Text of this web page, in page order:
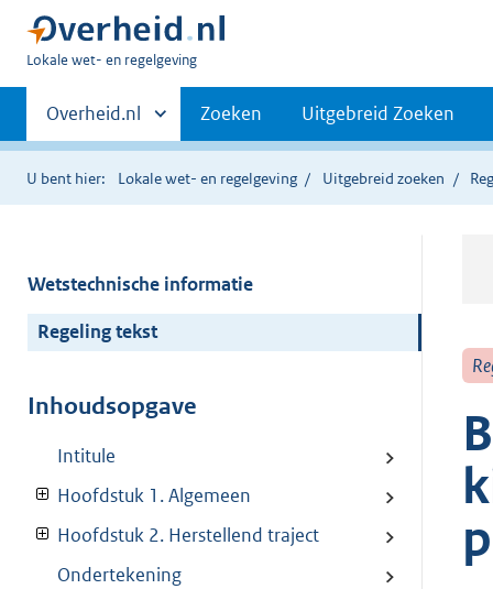
U
hier:
Lokale wet- en regelgeving
Primaire
navigatie
Andere
sites
binnen
Overheid.nl Zoeken Uitgebreid Zoeken
U bent hier: Lokale wet- en regelgeving Uitgebreid zoeken
Wetstechnische informatie
Regeling tekst
Inhoudsopgave
Intitule
Hoofdstuk 1. Algemeen
Hoofdstuk 2. Herstellend traject
Ondertekening